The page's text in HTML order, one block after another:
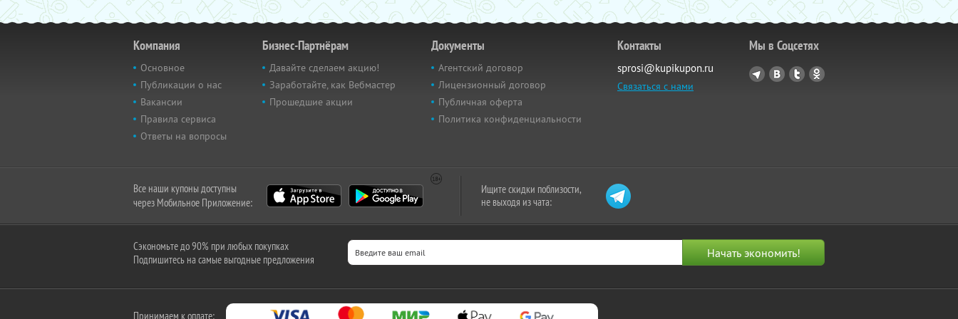
Компания
Основное
Публикации о нас
Вакансии
Правила сервиса
Ответы на вопросы
Бизнес-Партнёрам
Давайте сделаем акцию!
Заработайте, как Вебмастер
Прошедшие акции
Документы
Агентский договор
Лицензионный договор
Публичная оферта
Политика конфиденциальности
Контакты
sprosi@kupikupon.ru
Связаться с нами
Мы в Соцсетях
Все наши купоны доступны
через Мобильное Приложение:
Ищите скидки поблизости,
не выходя из чата:
Сэкономьте до 90% при любых покупках
Подпишитесь на самые выгодные предложения
Принимаем к оплате: